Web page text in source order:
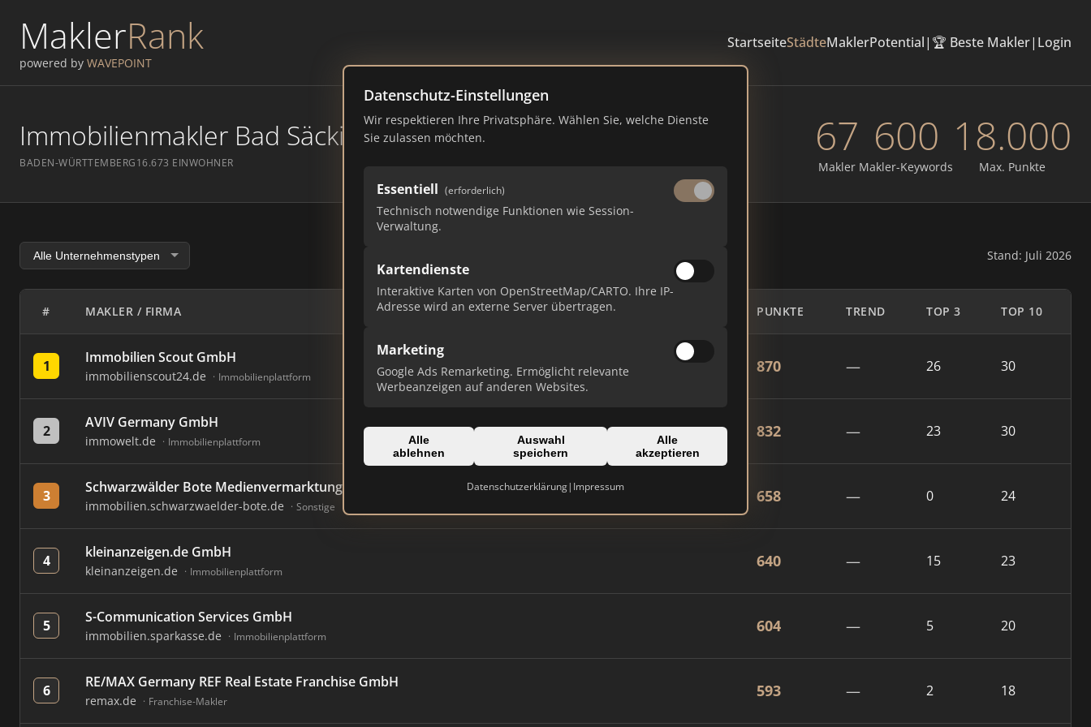
MaklerRank
powered by WAVEPOINT
StartseiteStädteMaklerPotential| 🏆 Beste Makler| Login
Datenschutz-Einstellungen
Wir respektieren Ihre Privatsphäre. Wählen Sie, welche Dienste
Sie zulassen möchten.
Essentiell (erforderlich)
Technisch notwendige Funktionen wie Session-
Verwaltung.
Kartendienste
Interaktive Karten von OpenStreetMap/CARTO. Ihre IP-
Adresse wird an externe Server übertragen.
Marketing
Google Ads Remarketing. Ermöglicht relevante
Werbeanzeigen auf anderen Websites.
Alle
ablehnen
Auswahl
speichern
Alle
akzeptieren
Datenschutzerklärung| Impressum
Immobilienmakler Bad Säckingen – Ranking Juli 2026
BADEN-WÜRTTEMBERG16.673 EINWOHNER
67
Makler
600
Makler-Keywords
18.000
Max. Punkte
Stand: Juli 2026
# MAKLER / FIRMA PUNKTE TREND TOP 3 TOP 10
1 Immobilien Scout GmbH
immobilienscout24.de Immobilienplattform
870 — 26 30
2 AVIV Germany GmbH
immowelt.de Immobilienplattform
832 — 23 30
3 Schwarzwälder Bote Medienvermarktung Südwest GmbH Geschäftsstelle Oberndorf
immobilien.schwarzwaelder-bote.de Sonstige
658 — 0 24
4 kleinanzeigen.de GmbH
kleinanzeigen.de Immobilienplattform
640 — 15 23
5 S-Communication Services GmbH
immobilien.sparkasse.de Immobilienplattform
604 — 5 20
6 RE/MAX Germany REF Real Estate Franchise GmbH
remax.de Franchise-Makler
593 — 2 18